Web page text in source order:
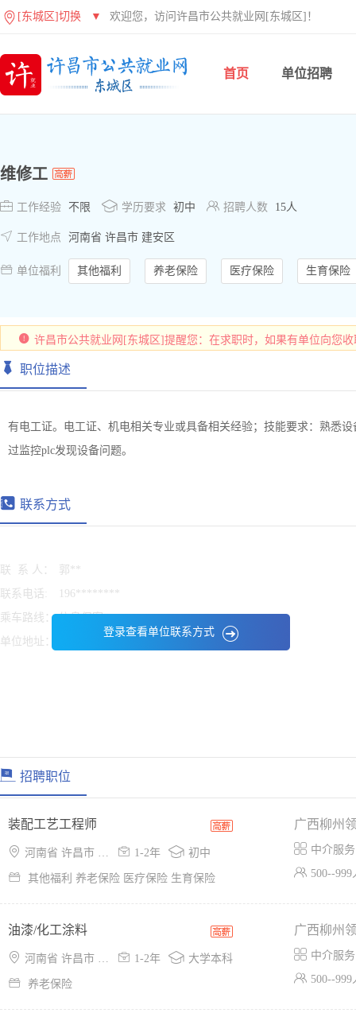
[东城区]切换 ▼ 欢迎您，访问许昌市公共就业网[东城区]！
首页 单位招聘
维修工
 工作经验 不限  学历要求 初中  招聘人数 15人
 工作地点 河南省 许昌市 建安区
 单位福利 其他福利 养老保险 医疗保险 生育保险
许昌市公共就业网[东城区]提醒您：在求职时，如果有单位向您
职位描述
有电工证。电工证、机电相关专业或具备相关经验；技能要求：熟悉
过监控plc发现设备问题。
联系方式
登录查看单位联系方式
联 系 人：
郭**
联系电话:
196********
乘车路线： 信息保密
单位地址：
招聘职位
装配工艺工程师
 河南省 许昌市 建安区  1-2年  初中
 其他福利 养老保险 医疗保险 生育保险
 中介服务
 500--999
油漆/化工涂料
 河南省 许昌市 建安区  1-2年  大学本科
 养老保险
 中介服务
 500--999